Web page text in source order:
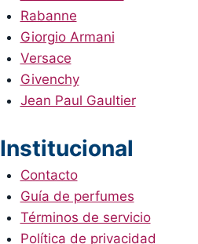
Rabanne
Giorgio Armani
Versace
Givenchy
Jean Paul Gaultier
Institucional
Contacto
Guía de perfumes
Términos de servicio
Política de privacidad